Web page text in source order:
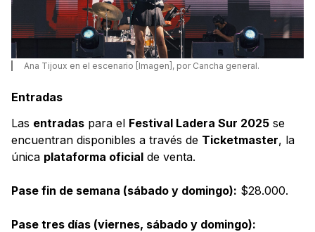
Ana Tijoux en el escenario [Imagen], por Cancha general.
Entradas
Las entradas para el Festival Ladera Sur 2025 se
encuentran disponibles a través de Ticketmaster, la
única plataforma oficial de venta.
Pase fin de semana (sábado y domingo): $28.000.
Pase tres días (viernes, sábado y domingo):